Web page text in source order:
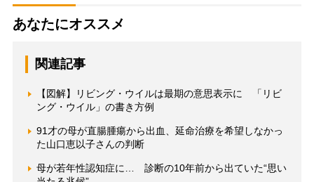
あなたにオススメ
関連記事
【図解】リビング・ウイルは最期の意思表示に 「リビ
ング・ウイル」の書き方例
91才の母が直腸腫瘍から出血、延命治療を希望しなかっ
た山口恵以子さんの判断
母が若年性認知症に… 診断の10年前から出ていた“思い